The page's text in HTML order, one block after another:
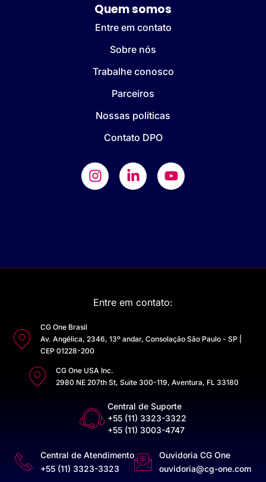
Quem somos
Entre em contato
Sobre nós
Trabalhe conosco
Parceiros
Nossas políticas
Contato DPO
Entre em contato:
CG One Brasil
Av. Angélica, 2346, 13º andar, Consolação São Paulo - SP |
CEP 01228-200
CG One USA Inc.
2980 NE 207th St, Suite 300-119, Aventura, FL 33180
Central de Suporte
+55 (11) 3323-3322
+55 (11) 3003-4747
Central de Atendimento
+55 (11) 3323-3323
Ouvidoria CG One
ouvidoria@cg-one.com